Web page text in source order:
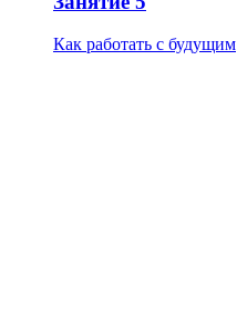
Как работать с будущим